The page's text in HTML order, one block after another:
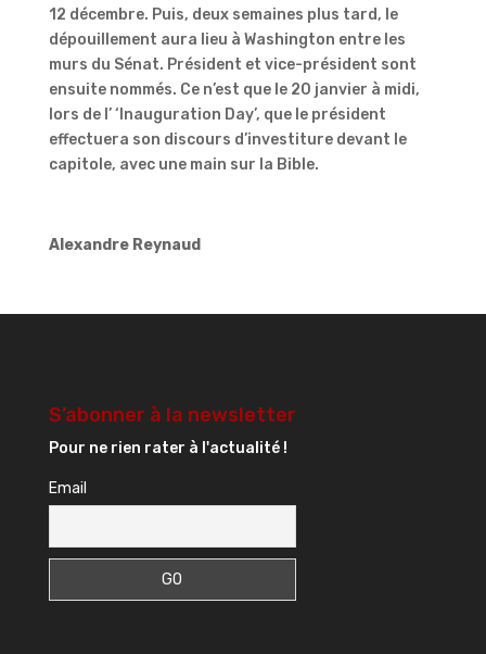
12 décembre. Puis, deux semaines plus tard, le
dépouillement aura lieu à Washington entre les
murs du Sénat. Président et vice-président sont
ensuite nommés. Ce n’est que le 20 janvier à midi,
lors de l’ ‘Inauguration Day’, que le président
effectuera son discours d’investiture devant le
capitole, avec une main sur la Bible.
Alexandre Reynaud
S’abonner à la newsletter
Pour ne rien rater à l'actualité !
Email